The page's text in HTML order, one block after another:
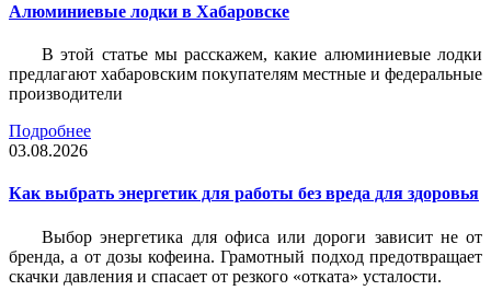
Алюминиевые лодки в Хабаровске
В этой статье мы расскажем, какие алюминиевые лодки
предлагают хабаровским покупателям местные и федеральные
производители
Подробнее
03.08.2026
Как выбрать энергетик для работы без вреда для здоровья
Выбор энергетика для офиса или дороги зависит не от
бренда, а от дозы кофеина. Грамотный подход предотвращает
скачки давления и спасает от резкого «отката» усталости.